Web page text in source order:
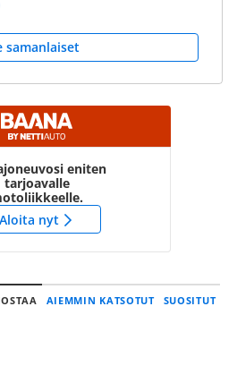
samanlaiset
eniten
tarjoavalle
Aloita nyt
AIEMMIN KATSOTUT SUOSITUT